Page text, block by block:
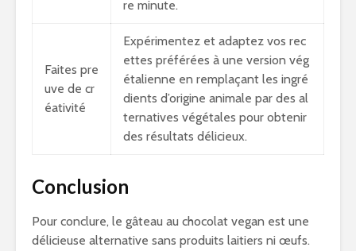
re minute.
Faites pre
uve de cr
éativité
Expérimentez et adaptez vos rec
ettes préférées à une version vég
étalienne en remplaçant les ingré
dients d’origine animale par des al
ternatives végétales pour obtenir
des résultats délicieux.
Conclusion
Pour conclure, le gâteau au chocolat vegan est une
délicieuse alternative sans produits laitiers ni œufs.